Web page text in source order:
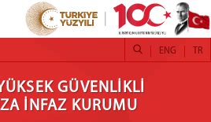
KAPALI CEZA
GÜVENLİKLİ
İNFAZ KURUMU
TR
ENG